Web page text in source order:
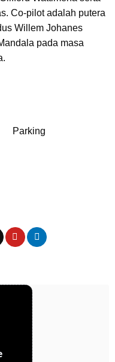
Co-pilot adalah putera
Willem Johanes
pada masa
Parking